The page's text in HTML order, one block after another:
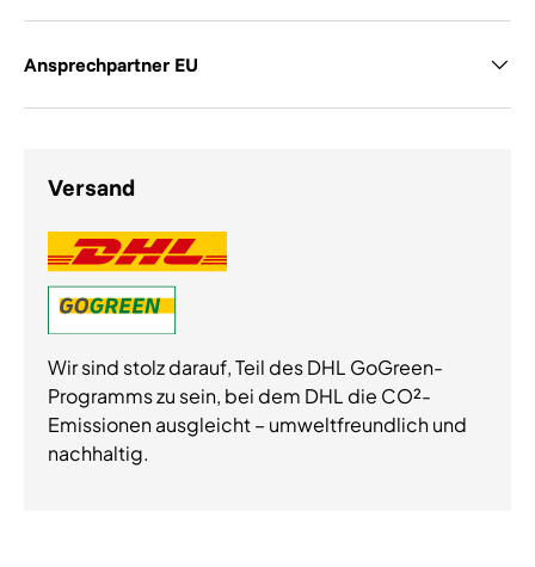
Ansprechpartner EU
Versand
Wir sind stolz darauf, Teil des DHL GoGreen-
Programms zu sein, bei dem DHL die CO²-
Emissionen ausgleicht – umweltfreundlich und
nachhaltig.